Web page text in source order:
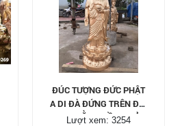
ĐÚC TƯỢNG ĐỨC PHẬT
A DI ĐÀ ĐỨNG TRÊN ĐÀI
SEN BẰNG ĐỒNG ĐỎ
Lượt xem: 3254